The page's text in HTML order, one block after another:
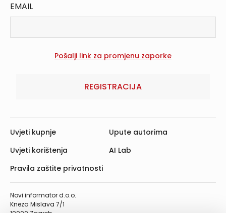
EMAIL
REGISTRACIJA
Novi informator d.o.o.
Kneza Mislava 7/1
Uvjeti kupnje
Uvjeti korištenja
Pravila zaštite privatnosti
Upute autorima
AI Lab